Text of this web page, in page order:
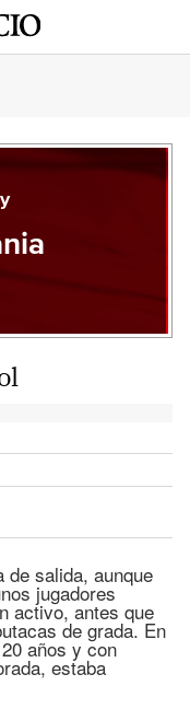
salida, aunque
jugadores
activo, antes que
de grada. En
años y con
estaba